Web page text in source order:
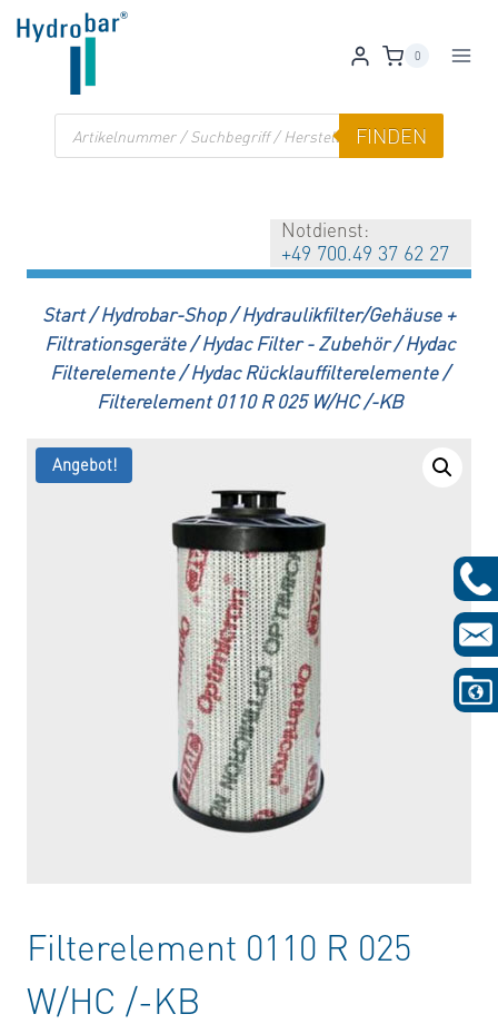
Zum
Inhalt
0
Products
search
FINDEN
Notdienst:
+49 700.49 37 62 27
Start / Hydrobar-Shop / Hydraulikfilter/Gehäuse +
Filtrationsgeräte /Hydac Filter - Zubehör /Hydac
Filterelemente /Hydac Rücklauffilterelemente /
Filterelement 0110 R 025 W/HC /-KB
Angebot!
Filterelement 0110 R 025
W/HC /-KB